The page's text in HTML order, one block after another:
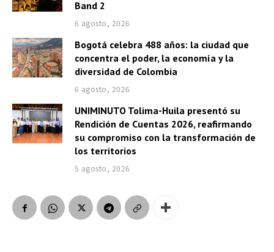
Band 2
6 agosto, 2026
Bogotá celebra 488 años: la ciudad que
concentra el poder, la economía y la
diversidad de Colombia
6 agosto, 2026
UNIMINUTO Tolima-Huila presentó su
Rendición de Cuentas 2026, reafirmando
su compromiso con la transformación de
los territorios
5 agosto, 2026